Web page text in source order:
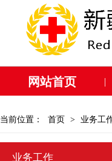
网站首页 |
当前位置： 首页 > 业务工
业务工作